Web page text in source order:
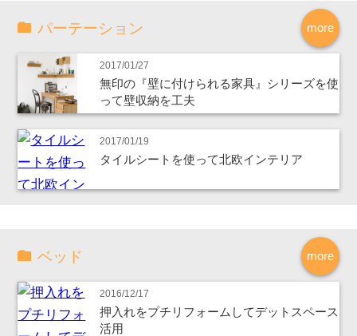
more
パーテーション
2017/01/27
無印の『壁に付けられる家具』シリーズを使
って壁収納を工夫
2017/01/19
タイルシートを使って北欧インテリア
more
ベッド
2016/12/17
押入れをプチリフォームしてデットスペース
活用